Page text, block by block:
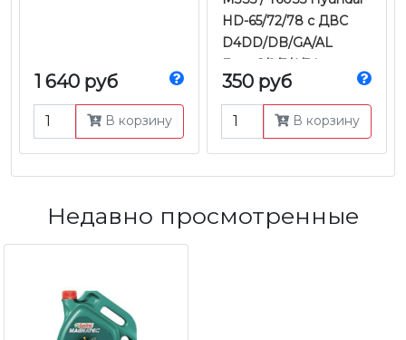
1 640 руб
В корзину
HD-65/72/78 с ДВС
D4DD/DB/GA/AL
Евро-1/2/3/4/5 |
Оригинал
350 руб
В корзину
Недавно просмотренные